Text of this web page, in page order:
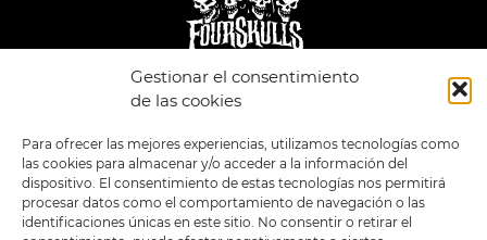
Gestionar el consentimiento
de las cookies
Para ofrecer las mejores experiencias, utilizamos tecnologías como
las cookies para almacenar y/o acceder a la información del
dispositivo. El consentimiento de estas tecnologías nos permitirá
procesar datos como el comportamiento de navegación o las
identificaciones únicas en este sitio. No consentir o retirar el
PRIVACIDAD
TÉRMINOS Y
CONDICIONES
GENERALES DE LA
VENTA
FORMATOS
PREVENTAS
OFERTAS
MERCHANDISING
FOUR SKULLS